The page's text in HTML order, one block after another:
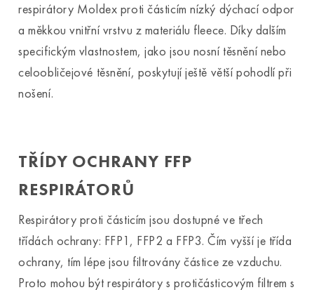
respirátory Moldex proti částicím nízký dýchací odpor
a měkkou vnitřní vrstvu z materiálu fleece. Díky dalším
specifickým vlastnostem, jako jsou nosní těsnění nebo
celoobličejové těsnění, poskytují ještě větší pohodlí při
nošení.
TŘÍDY OCHRANY FFP
RESPIRÁTORŮ
Respirátory proti částicím jsou dostupné ve třech
třídách ochrany: FFP1, FFP2 a FFP3. Čím vyšší je třída
ochrany, tím lépe jsou filtrovány částice ze vzduchu.
Proto mohou být respirátory s protičásticovým filtrem s